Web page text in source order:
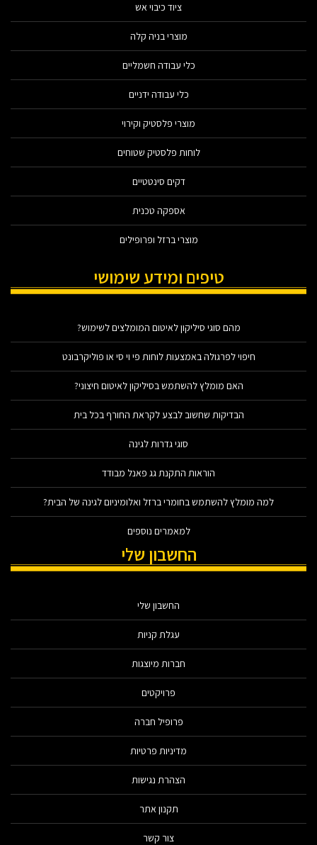
ציוד כיבוי אש
מוצרי בניה קלה
כלי עבודה חשמליים
כלי עבודה ידניים
מוצרי פלסטיק וקירוי
לוחות פלסטיק שטוחים
דקים סינטטיים
אספקה טכנית
מוצרי ברזל ופרופילים
טיפים ומידע שימושי
מהם סוגי סיליקון לאיטום המומלצים לשימוש?
חיפוי לפרגולה באמצעות לוחות פי וי סי או פוליקרבונט
האם מומלץ להשתמש בסיליקון לאיטום חיצוני?
הבדיקות שחשוב לבצע לקראת החורף בכל בית
סוגי גדרות לגינה
הוראות התקנת גג פאנל מבודד
למה מומלץ להשתמש בחומרי ברזל ואלומיניום לגינה של הבית?
למאמרים נוספים
החשבון שלי
החשבון שלי
עגלת קניות
חברות מיוצגות
פרויקטים
פרופיל חברה
מדיניות פרטיות
הצהרת נגישות
תקנון אתר
צור קשר